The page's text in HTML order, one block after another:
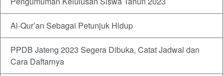
Al-Qur’an Sebagai Petunjuk Hidup
PPDB Jateng 2023 Segera Dibuka, Catat Jadwal dan
Cara Daftarnya